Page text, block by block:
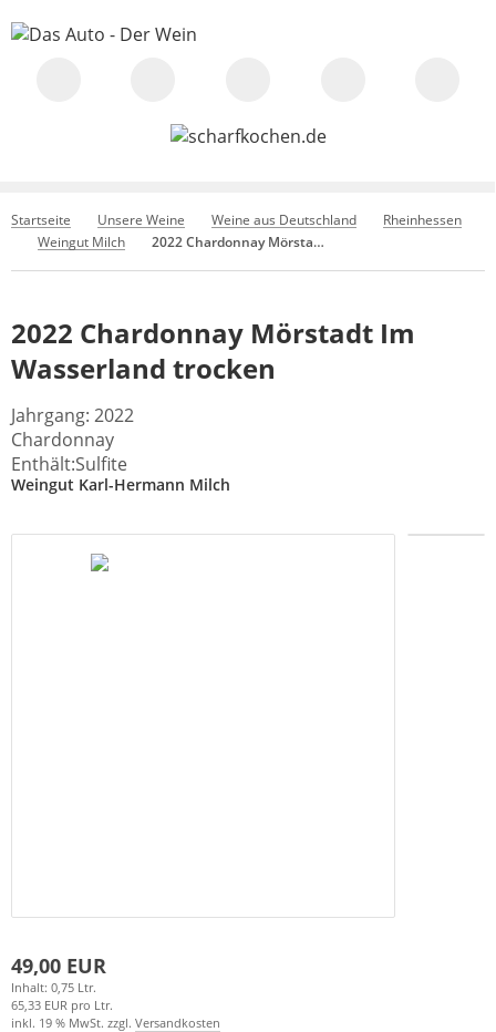
Startseite Unsere Weine Weine aus Deutschland
Rheinhessen
Weingut Milch
2022 Chardonnay Mörstadt Im Wasserland trocken
2022 Chardonnay Mörstadt Im
Wasserland trocken
Jahrgang: 2022
Chardonnay
Enthält:Sulfite
Weingut Karl-Hermann Milch
49,00 EUR
Inhalt: 0,75 Ltr.
65,33 EUR pro Ltr.
inkl. 19 % MwSt. zzgl. Versandkosten